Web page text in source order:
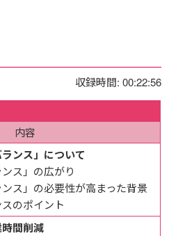
収録時間: 00:22:56
内容
ンス」について
ス」の広がり
ス」の必要性が高まった背景
のポイント
間削減